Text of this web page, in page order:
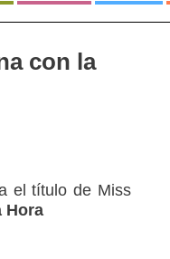
con la
el título de Miss
Hora